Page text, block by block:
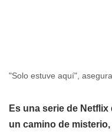
"Solo estuve aquí",
Es una serie de
un camino de